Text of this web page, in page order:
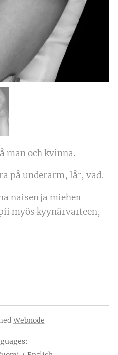
man och kvinna.
på underarm, lår, vad.
naisen ja miehen
myös kyynärvarteen,
Webnode